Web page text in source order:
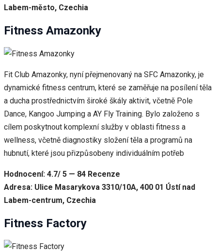
Labem-město, Czechia
Fitness Amazonky
Fit Club Amazonky, nyní přejmenovaný na SFC Amazonky, je
dynamické fitness centrum, které se zaměřuje na posílení těla
a ducha prostřednictvím široké škály aktivit, včetně Pole
Dance, Kangoo Jumping a AY Fly Training. Bylo založeno s
cílem poskytnout komplexní služby v oblasti fitness a
wellness, včetně diagnostiky složení těla a programů na
hubnutí, které jsou přizpůsobeny individuálním potřeb
Hodnocení: 4.7/ 5 — 84 Recenze
Adresa: Ulice Masarykova 3310/10A, 400 01 Ústí nad
Labem-centrum, Czechia
Fitness Factory